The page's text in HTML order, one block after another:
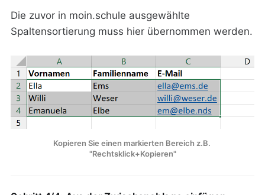
Die zuvor in moin.schule ausgewählte
Spaltensortierung muss hier übernommen werden.
Kopieren Sie einen markierten Bereich z.B.
"Rechtsklick+Kopieren"